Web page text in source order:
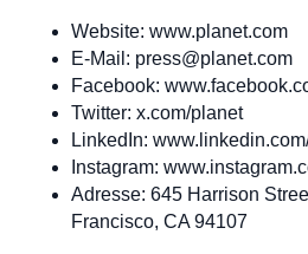
Website: www.planet.com
E-Mail: press@planet.com
Facebook:
Twitter: x.com/planet
LinkedIn:
Instagram:
Adresse: 645 Harrison
Francisco, CA 94107